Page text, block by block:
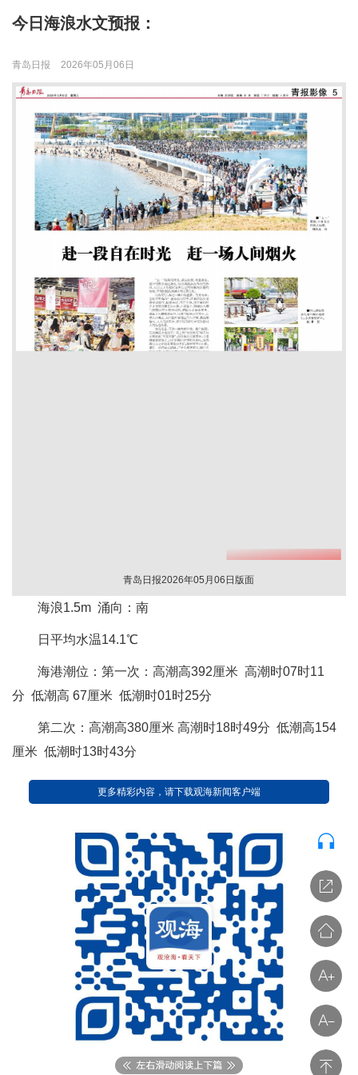
今日海浪水文预报：
青岛日报 2026年05月06日
青岛日报2026年05月06日版面
海浪1.5m 涌向：南
日平均水温14.1℃
海港潮位：第一次：高潮高392厘米 高潮时07时11
分 低潮高 67厘米 低潮时01时25分
第二次：高潮高380厘米 高潮时18时49分 低潮高154
厘米 低潮时13时43分
更多精彩内容，请下载观海新闻客户端